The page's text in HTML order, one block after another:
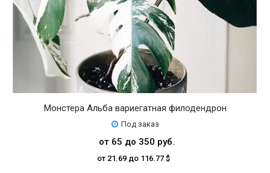
Монстера Альба вариегатная филодендрон
Под заказ
от 65 до 350 руб.
от 21.69 до 116.77 $